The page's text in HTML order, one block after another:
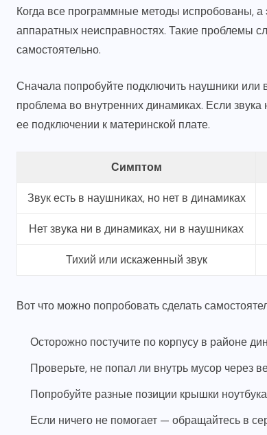
Когда все программные методы испробованы, а
аппаратных неисправностях. Такие проблемы
самостоятельно.
Сначала попробуйте подключить наушники
проблема во внутренних динамиках. Если
ее подключении к материнской плате.
Симптом
Звук есть в наушниках, но нет в динамиках
Нет звука ни в динамиках, ни в наушниках
Тихий или искаженный звук
Вот что можно попробовать сделать
Осторожно постучите по корпусу в районе
Проверьте, не попал ли внутрь мусор через
Попробуйте разные позиции крышки ноутбука
Если ничего не помогает — обращайтесь в